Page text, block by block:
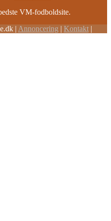
VM-fodboldsite.
| Annoncering | Kontakt |